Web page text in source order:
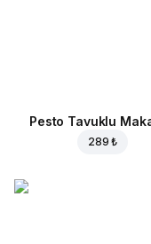
Pesto Tavuklu
289 ₺